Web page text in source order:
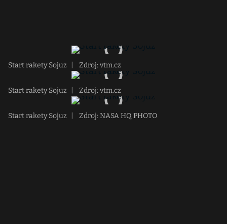
Start rakety Sojuz Zdroj: vtm.cz
Start rakety Sojuz Zdroj: vtm.cz
Start rakety Sojuz Zdroj: NASA HQ PHOTO